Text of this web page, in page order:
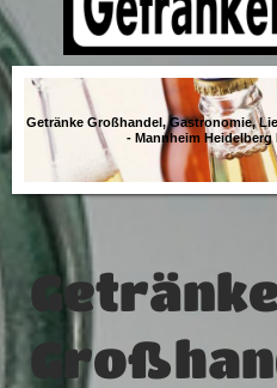
Getränke Großhandel, Gastronomie,
- Mannheim